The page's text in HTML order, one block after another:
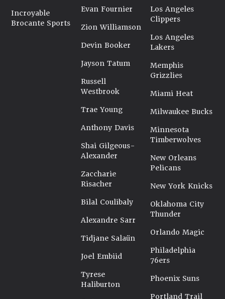
Incroyable
Brocante Sports
Evan Fournier
Zion Williamson
Devin Booker
Jayson Tatum
Russell
Westbrook
Trae Young
Anthony Davis
Shai Gilgeous-
Alexander
Zaccharie
Risacher
Bilal Coulibaly
Alexandre Sarr
Tidjane Salaün
Joel Embiid
Tyrese
Haliburton
Los Angeles
Clippers
Los Angeles
Lakers
Memphis
Grizzlies
Miami Heat
Milwaukee Bucks
Minnesota
Timberwolves
New Orleans
Pelicans
New York Knicks
Oklahoma City
Thunder
Orlando Magic
Philadelphia
76ers
Phoenix Suns
Portland Trail